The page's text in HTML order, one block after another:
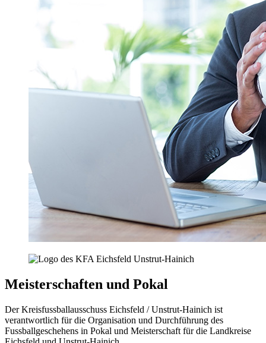
Meisterschaften und Pokal
Der Kreisfussballausschuss Eichsfeld / Unstrut-Hainich ist
verantwortlich für die Organisation und Durchführung des
Fussballgeschehens in Pokal und Meisterschaft für die Landkreise